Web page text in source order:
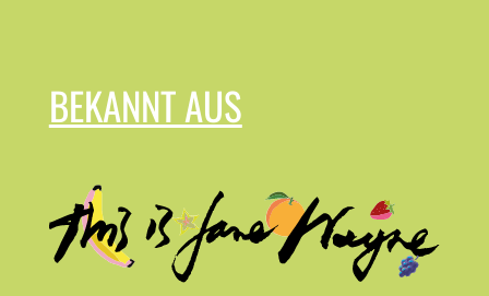
BEKANNT AUS